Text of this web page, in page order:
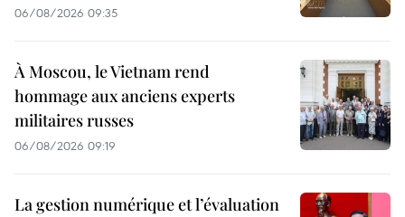
06/08/2026 09:35
À Moscou, le Vietnam rend
hommage aux anciens experts
militaires russes
06/08/2026 09:19
La gestion numérique et l’évaluation